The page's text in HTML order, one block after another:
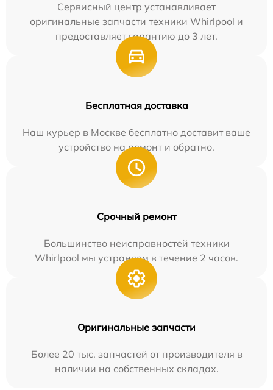
Сервисный центр устанавливает
оригинальные запчасти техники Whirlpool и
предоставляет гарантию до 3 лет.
Бесплатная доставка
Наш курьер в Москве бесплатно доставит ваше
устройство на ремонт и обратно.
Срочный ремонт
Большинство неисправностей техники
Whirlpool мы устраняем в течение 2 часов.
Оригинальные запчасти
Более 20 тыс. запчастей от производителя в
наличии на собственных складах.